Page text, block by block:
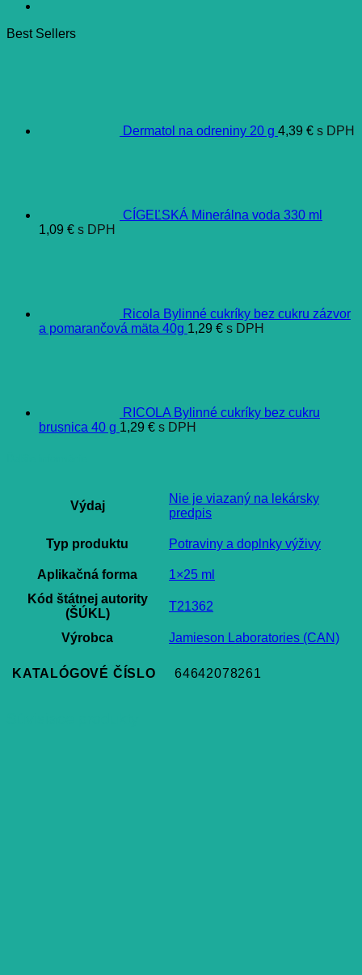
Best Sellers
Dermatol na odreniny 20 g 4,39 € s DPH
CÍGEĽSKÁ Minerálna voda 330 ml
1,09 € s DPH
Ricola Bylinné cukríky bez cukru zázvor
a pomarančová mäta 40g 1,29 € s DPH
RICOLA Bylinné cukríky bez cukru
brusnica 40 g 1,29 € s DPH
Výdaj
Nie je viazaný na lekársky
predpis
Typ produktu Potraviny a doplnky výživy
Aplikačná forma
1×25 ml
Kód štátnej autority
(ŠÚKL)
T21362
Výrobca Jamieson Laboratories (CAN)
KATALÓGOVÉ ČÍSLO 64642078261